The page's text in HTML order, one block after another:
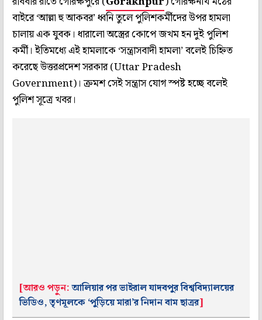
বাইরে ‘আল্লা হু আকবর’ ধ্বনি তুলে পুলিশকর্মীদের উপর হামলা
চালায় এক যুবক। ধারালো অস্ত্রের কোপে জখম হন দুই পুলিশ
কর্মী। ইতিমধ্যে এই হামলাকে ‘সন্ত্রাসবাদী হামলা’ বলেই চিহ্নিত
করেছে উত্তরপ্রদেশ সরকার (Uttar Pradesh
Government)। ক্রমশ সেই সন্ত্রাস যোগ স্পষ্ট হচ্ছে বলেই
পুলিশ সূত্রে খবর।
[আরও পড়ুন:আলিয়ার পর ভাইরাল যাদবপুর বিশ্ববিদ্যালয়ের
ভিডিও, তৃণমূলকে ‘পুড়িয়ে মারা’র নিদান বাম ছাত্রর]